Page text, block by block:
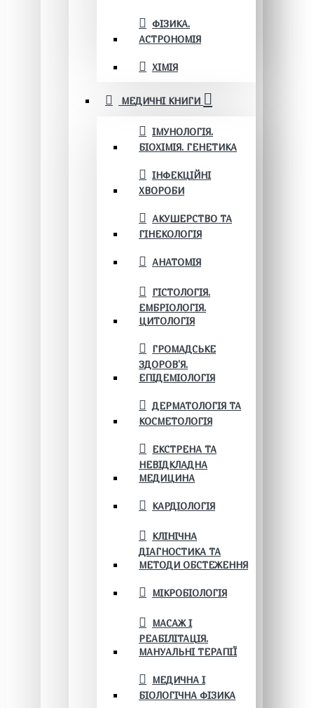
ФІЗИКА.
АСТРОНОМІЯ
ХІМІЯ
МЕДИЧНІ КНИГИ
ІМУНОЛОГІЯ.
БІОХІМІЯ. ГЕНЕТИКА
ІНФЕКЦІЙНІ
ХВОРОБИ
АКУШЕРСТВО ТА
ГІНЕКОЛОГІЯ
АНАТОМІЯ
ГІСТОЛОГІЯ.
ЕМБРІОЛОГІЯ.
ЦИТОЛОГІЯ
ГРОМАДСЬКЕ
ЗДОРОВ’Я.
ЕПІДЕМІОЛОГІЯ
ДЕРМАТОЛОГІЯ ТА
КОСМЕТОЛОГІЯ
ЕКСТРЕНА ТА
НЕВІДКЛАДНА
МЕДИЦИНА
КАРДІОЛОГІЯ
КЛІНІЧНА
ДІАГНОСТИКА ТА
МЕТОДИ ОБСТЕЖЕННЯ
МІКРОБІОЛОГІЯ
МАСАЖ І
РЕАБІЛІТАЦІЯ.
МАНУАЛЬНІ ТЕРАПІЇ
МЕДИЧНА І
БІОЛОГІЧНА ФІЗИКА